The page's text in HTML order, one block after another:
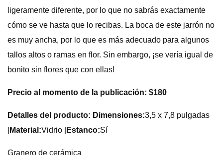
ligeramente diferente, por lo que no sabrás exactamente
cómo se ve hasta que lo recibas. La boca de este jarrón no
es muy ancha, por lo que es más adecuado para algunos
tallos altos o ramas en flor. Sin embargo, ¡se vería igual de
bonito sin flores que con ellas!
Precio al momento de la publicación: $180
Detalles del producto: Dimensiones:3,5 x 7,8 pulgadas
Material:Vidrio | Estanco:Sí
Granero de cerámica